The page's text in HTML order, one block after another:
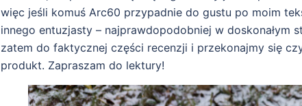
więc jeśli komuś Arc60 przypadnie do gustu po moim
innego entuzjasty – najprawdopodobniej w doskonałym
zatem do faktycznej części recenzji i przekonajmy się
produkt. Zapraszam do lektury!